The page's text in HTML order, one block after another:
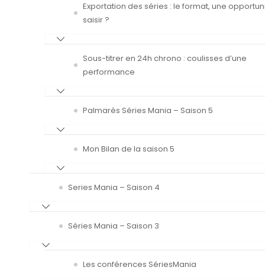
Exportation des séries : le format, une
saisir ?
Sous-titrer en 24h chrono : coulisses d’une
performance
Palmarès Séries Mania – Saison 5
Mon Bilan de la saison 5
Series Mania – Saison 4
Séries Mania – Saison 3
Les conférences SériesMania